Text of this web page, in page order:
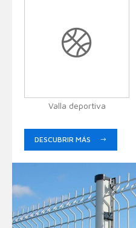
Valla deportiva
DESCUBRIR MÁS